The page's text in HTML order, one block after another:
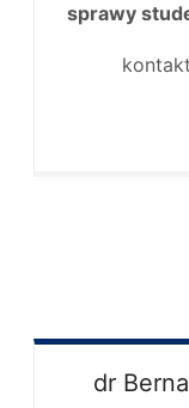
sprawy
dr